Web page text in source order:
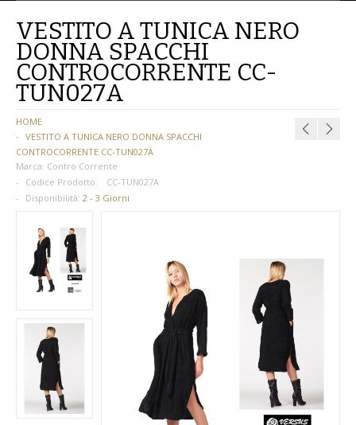
CARNEVALE/ COSPLAY
ACCESSORI
BAMBINA
BAMBINO
DONNA
PARRUCCHE
UOMO
DANZA
BAMBINO
DONNA
UOMO
VESTITO A TUNICA NERO
DONNA SPACCHI
CONTROCORRENTE CC-
TUN027A
HOME
VESTITO A TUNICA NERO DONNA SPACCHI
CONTROCORRENTE CC-TUN027A
Marca: Contro Corrente
Codice Prodotto:
CC-TUN027A
Disponibilità: 2 - 3 Giorni